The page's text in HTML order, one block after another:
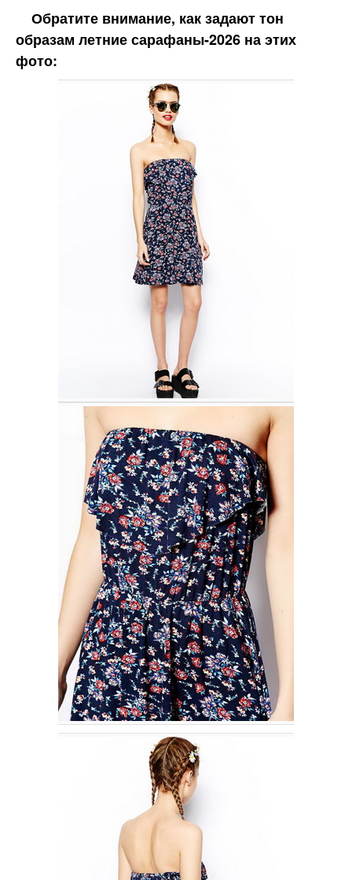
Обратите внимание, как задают тон
образам летние сарафаны-2026 на этих
фото: